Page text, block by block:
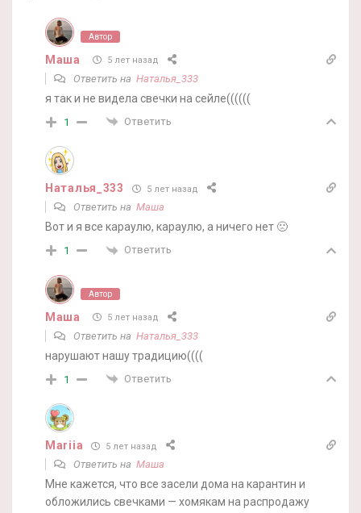
Автор
Маша 5 лет назад
Ответить на Наталья_333
я так и не видела свечки на сейле((((((
1 Ответить
Наталья_333 5 лет назад
Ответить на Маша
Вот и я все караулю, караулю, а ничего нет 🙁
1 Ответить
Автор
Маша 5 лет назад
Ответить на Наталья_333
нарушают нашу традицию((((
1 Ответить
Mariia 5 лет назад
Ответить на Маша
Мне кажется, что все засели дома на карантин и
обложились свечками — хомякам на распродажу